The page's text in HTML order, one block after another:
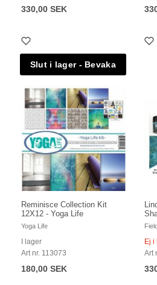
330,00 SEK
Reminisce Collection Kit
12X12 - Yoga Life
Yoga Life
I lager
Art nr. 113073
180,00 SEK
Ej i
Art